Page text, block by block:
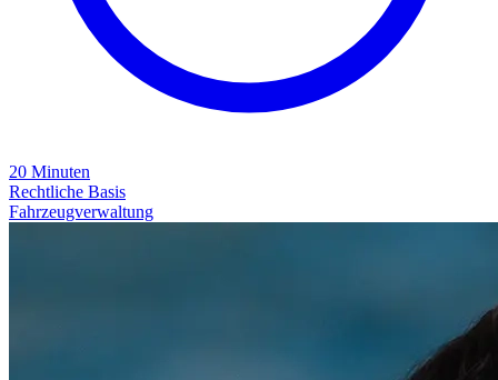
20 Minuten
Rechtliche Basis
Fahrzeugverwaltung